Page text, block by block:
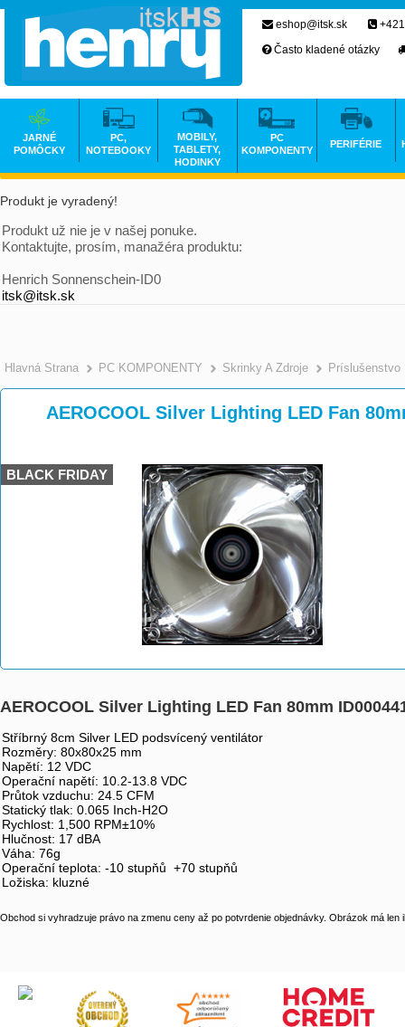
Produkt je vyradený!
Produkt už nie je v našej ponuke.
Kontaktujte, prosím, manažéra produktu:
Henrich Sonnenschein-ID0
itsk@itsk.sk
Hlavná Strana >
PC KOMPONENTY >
Skrinky A Zdroje Príslušenstvo
AEROCOOL Silver Lighting LED Fan
BLACK FRIDAY
AEROCOOL Silver Lighting LED Fan 80mm
Stříbrný 8cm Silver LED podsvícený ventilátor
Rozměry: 80x80x25 mm
Napětí: 12 VDC
Operační napětí: 10.2-13.8 VDC
Průtok vzduchu: 24.5 CFM
Statický tlak: 0.065 Inch-H2O
Rychlost: 1,500 RPM±10%
Hlučnost: 17 dBA
Váha: 76g
Operační teplota: -10 stupňů +70 stupňů
Ložiska: kluzné
Obchod si vyhradzuje právo na zmenu ceny až po potvrdenie objednávky. Obrázok má len
eshop@itsk.sk
Často kladené otázky
JARNÉ
POMÔCKY
PC,
NOTEBOOKY
MOBILY,
TABLETY,
HODINKY
PC
KOMPONENTY
PERIFÉRIE